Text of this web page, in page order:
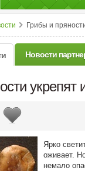
Грибы и
Новости
укрепят
Ярко
оживает.
немало